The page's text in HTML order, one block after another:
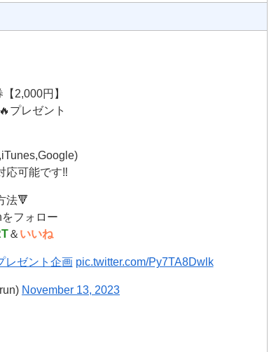
2,000円】
プレゼント
応可能です‼️
法🔻
フォロー
＆ いいね
レゼント企画 pic.twitter.com/Py7TA8Dwlk
November 13, 2023